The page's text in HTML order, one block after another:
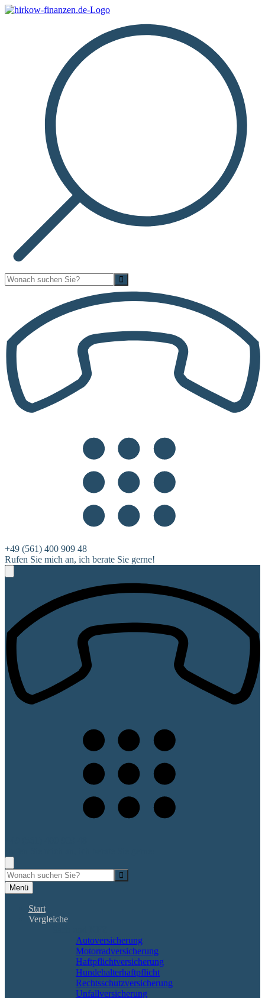
+49 (561) 400 909 48
Rufen Sie mich an, ich berate Sie gerne!
Menü
Start
Vergleiche
Autoversicherung
Motorradversicherung
Haftpflichtversicherung
Hundehalterhaftpflicht
Rechtsschutzversicherung
Unfallversicherung